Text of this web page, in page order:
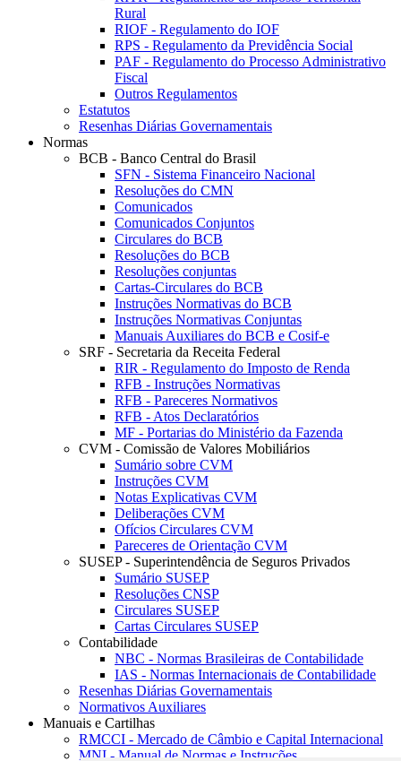
Rural
RIOF - Regulamento do IOF
RPS - Regulamento da Previdência Social
PAF - Regulamento do Processo Administrativo
Fiscal
Outros Regulamentos
Estatutos
Resenhas Diárias Governamentais
Normas
BCB - Banco Central do Brasil
SFN - Sistema Financeiro Nacional
Resoluções do CMN
Comunicados
Comunicados Conjuntos
Circulares do BCB
Resoluções do BCB
Resoluções conjuntas
Cartas-Circulares do BCB
Instruções Normativas do BCB
Instruções Normativas Conjuntas
Manuais Auxiliares do BCB e Cosif-e
SRF - Secretaria da Receita Federal
RIR - Regulamento do Imposto de Renda
RFB - Instruções Normativas
RFB - Pareceres Normativos
RFB - Atos Declaratórios
MF - Portarias do Ministério da Fazenda
CVM - Comissão de Valores Mobiliários
Sumário sobre CVM
Instruções CVM
Notas Explicativas CVM
Deliberações CVM
Ofícios Circulares CVM
Pareceres de Orientação CVM
SUSEP - Superintendência de Seguros Privados
Sumário SUSEP
Resoluções CNSP
Circulares SUSEP
Cartas Circulares SUSEP
Contabilidade
NBC - Normas Brasileiras de Contabilidade
IAS - Normas Internacionais de Contabilidade
Resenhas Diárias Governamentais
Normativos Auxiliares
Manuais e Cartilhas
RMCCI - Mercado de Câmbio e Capital Internacional
MNI - Manual de Normas e Instruções